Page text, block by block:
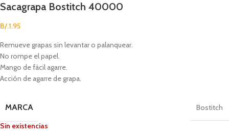
Sacagrapa Bostitch 40000
B/.1.95
Remueve grapas sin levantar o palanquear.
No rompe el papel.
Mango de fácil agarre.
Acción de agarre de grapa.
MARCA
Bostitch
Sin existencias